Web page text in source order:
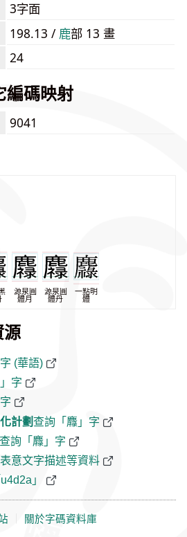
3字面
198.13 / ⿅部 13 畫
24
碼映射
9041
源泉圓
體月
源泉圓
體丹
一點明
體
(華語)
字
計劃查詢「䴪」字
查詢「䴪」字
意文字描述等資料
」
關於字碼資料庫